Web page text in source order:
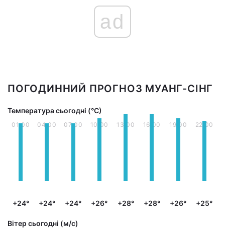
ad
ПОГОДИННИЙ ПРОГНОЗ МУАНГ-СІНГ
Температура сьогодні (°С)
01:00
+24°
04:00
+24°
07:00
+24°
10:00
+26°
13:00
+28°
16:00
+28°
19:00
+26°
22:00
+25°
Вітер сьогодні (м/с)